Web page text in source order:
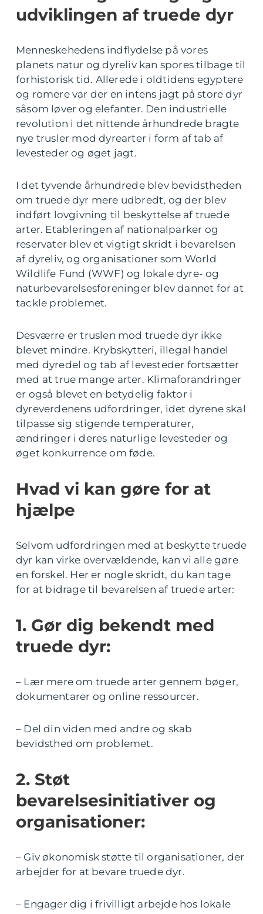
udviklingen af truede dyr
Menneskehedens indflydelse på vores
planets natur og dyreliv kan spores tilbage til
forhistorisk tid. Allerede i oldtidens egyptere
og romere var der en intens jagt på store dyr
såsom løver og elefanter. Den industrielle
revolution i det nittende århundrede bragte
nye trusler mod dyrearter i form af tab af
levesteder og øget jagt.
I det tyvende århundrede blev bevidstheden
om truede dyr mere udbredt, og der blev
indført lovgivning til beskyttelse af truede
arter. Etableringen af nationalparker og
reservater blev et vigtigt skridt i bevarelsen
af dyreliv, og organisationer som World
Wildlife Fund (WWF) og lokale dyre- og
naturbevarelsesforeninger blev dannet for at
tackle problemet.
Desværre er truslen mod truede dyr ikke
blevet mindre. Krybskytteri, illegal handel
med dyredel og tab af levesteder fortsætter
med at true mange arter. Klimaforandringer
er også blevet en betydelig faktor i
dyreverdenens udfordringer, idet dyrene skal
tilpasse sig stigende temperaturer,
ændringer i deres naturlige levesteder og
øget konkurrence om føde.
Hvad vi kan gøre for at
hjælpe
Selvom udfordringen med at beskytte truede
dyr kan virke overvældende, kan vi alle gøre
en forskel. Her er nogle skridt, du kan tage
for at bidrage til bevarelsen af truede arter:
1. Gør dig bekendt med
truede dyr:
– Lær mere om truede arter gennem bøger,
dokumentarer og online ressourcer.
– Del din viden med andre og skab
bevidsthed om problemet.
2. Støt
bevarelsesinitiativer og
organisationer:
– Giv økonomisk støtte til organisationer, der
arbejder for at bevare truede dyr.
– Engager dig i frivilligt arbejde hos lokale